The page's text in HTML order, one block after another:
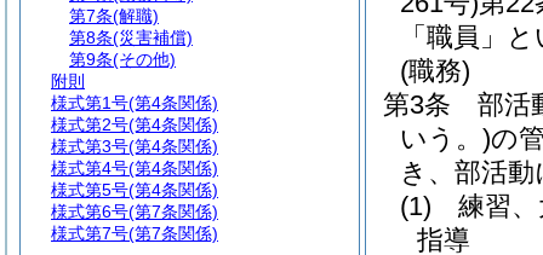
「職員」
(職務)
第3条
部活
いう。)の
き、部活
(1)
練習
指導
第7条(解職)
第8条(災害補償)
第9条(その他)
附則
様式第1号(第4条関係)
様式第2号(第4条関係)
様式第3号(第4条関係)
様式第4号(第4条関係)
様式第5号(第4条関係)
様式第6号(第7条関係)
様式第7号(第7条関係)